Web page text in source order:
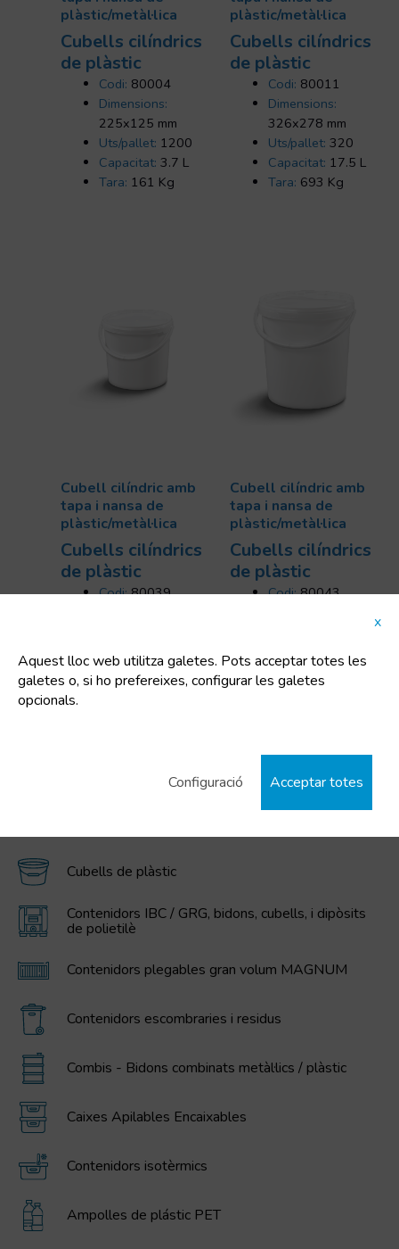
plàstic/metàl·lica
Cubells cilí­ndrics
de plàstic
Codi: 80004
Dimensions:
225x125 mm
Uts/pallet: 1200
Capacitat: 3.7 L
Tara: 161 Kg
plàstic/metàl·lica
Cubells cilí­ndrics
de plàstic
Codi: 80011
Dimensions:
326x278 mm
Uts/pallet: 320
Capacitat: 17.5 L
Tara: 693 Kg
Cubell cilíndric amb
tapa i nansa de
plàstic/metàl·lica
Cubells cilí­ndrics
de plàstic
Codi:80039
Capacitat:3.9 L
Tara: 149 Kg
Cubell cilíndric amb
tapa i nansa de
plàstic/metàl·lica
Cubells cilí­ndrics
de plàstic
Codi:80043
Capacitat:11.2 L
Tara:392 Kg
CATEGORIES DESTACADES
Cubells de plàstic
Contenidors IBC / GRG, bidons, cubells, i dipòsits
de polietilè
Contenidors plegables gran volum MAGNUM
Contenidors escombraries i residus
Combis - Bidons combinats metàl·lics / plàstic
Caixes Apilables Encaixables
Contenidors isotèrmics
Ampolles de plástic PET
Aquest lloc web utilitza galetes. Pots acceptar totes les
galetes o, si ho prefereixes, configurar les galetes
opcionals.
x
Acceptar totes
Configuració